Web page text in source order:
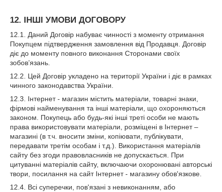
12. ІНШІ УМОВИ ДОГОВОРУ
12.1. Даний Договір набуває чинності з моменту отримання
Покупцем підтвердження замовлення від Продавця. Договір
діє до моменту повного виконання Сторонами своїх
зобов’язань.
12.2. Цей Договір укладено на території України і діє в рамках
чинного законодавства України.
12.3. Інтернет - магазин містить матеріали, товарні знаки,
фірмові найменування та інші матеріали, що охороняються
законом. Покупець або будь-які інші треті особи не мають
права використовувати матеріали, розміщені в Інтернет –
магазині (в т.ч. вносити зміни, копіювати, публікувати,
передавати третім особам і т.д.). Використання матеріалів
сайту без згоди правовласників не допускається. При
цитуванні матеріалів сайту, включаючи охоронювані авторські
твори, посилання на сайт Інтернет - магазину обов'язкове.
12.4. Всі суперечки, пов'язані з невиконанням, або